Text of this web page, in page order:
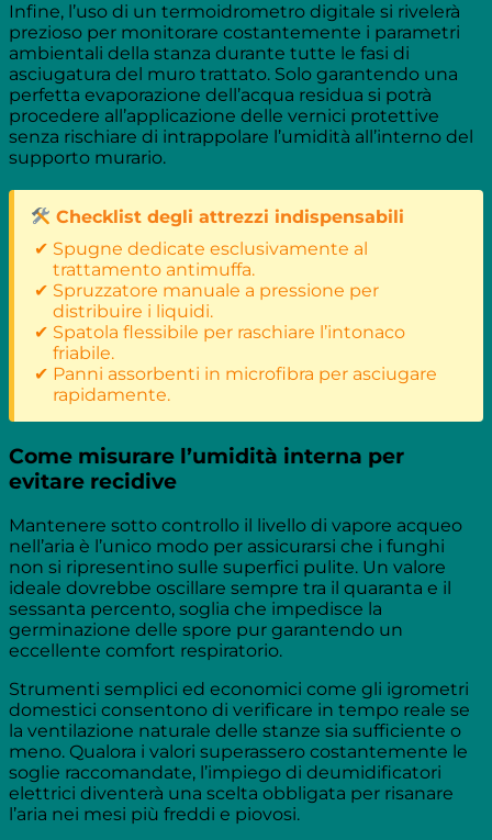
Infine, l’uso di un termoidrometro digitale si rivelerà
prezioso per monitorare costantemente i parametri
ambientali della stanza durante tutte le fasi di
asciugatura del muro trattato. Solo garantendo una
perfetta evaporazione dell’acqua residua si potrà
procedere all’applicazione delle vernici protettive
senza rischiare di intrappolare l’umidità all’interno del
supporto murario.
Checklist degli attrezzi indispensabili
Spugne dedicate esclusivamente al
trattamento antimuffa.
Spruzzatore manuale a pressione per
distribuire i liquidi.
Spatola flessibile per raschiare l’intonaco
friabile.
Panni assorbenti in microfibra per asciugare
rapidamente.
Come misurare l’umidità interna per
evitare recidive
Mantenere sotto controllo il livello di vapore acqueo
nell’aria è l’unico modo per assicurarsi che i funghi
non si ripresentino sulle superfici pulite. Un valore
ideale dovrebbe oscillare sempre tra il quaranta e il
sessanta percento, soglia che impedisce la
germinazione delle spore pur garantendo un
eccellente comfort respiratorio.
Strumenti semplici ed economici come gli igrometri
domestici consentono di verificare in tempo reale se
la ventilazione naturale delle stanze sia sufficiente o
meno. Qualora i valori superassero costantemente le
soglie raccomandate, l’impiego di deumidificatori
elettrici diventerà una scelta obbligata per risanare
l’aria nei mesi più freddi e piovosi.